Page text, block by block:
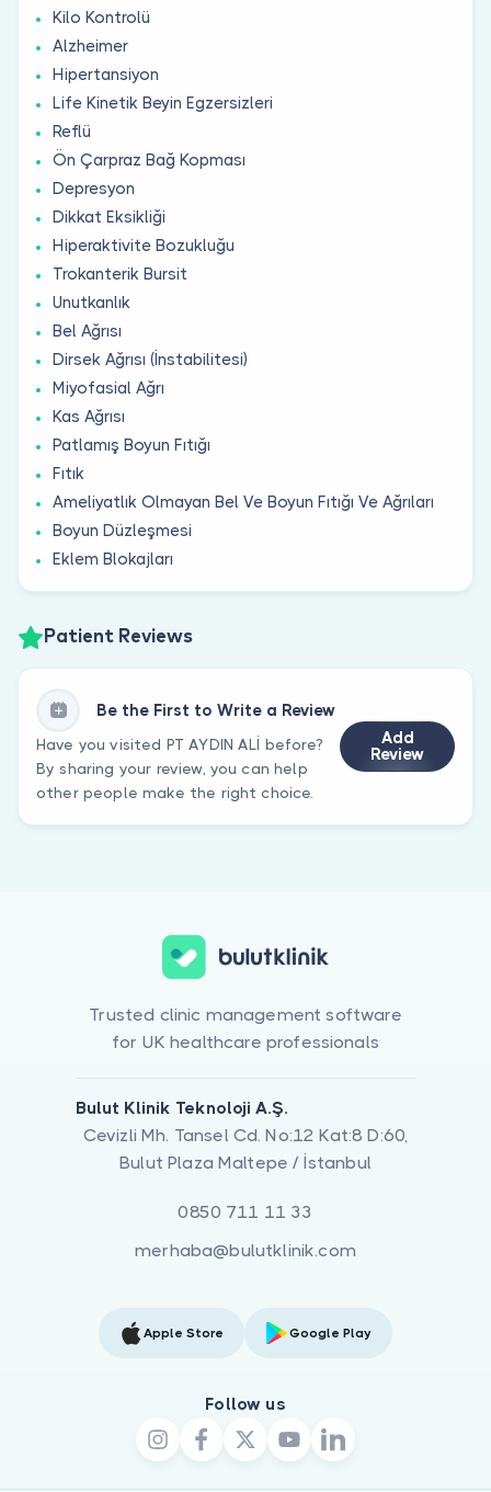
Kilo Kontrolü
Alzheimer
Hipertansiyon
Life Kinetik Beyin Egzersizleri
Reflü
Ön Çarpraz Bağ Kopması
Depresyon
Dikkat Eksikliği
Hiperaktivite Bozukluğu
Trokanterik Bursit
Unutkanlık
Bel Ağrısı
Dirsek Ağrısı (İnstabilitesi)
Miyofasial Ağrı
Kas Ağrısı
Patlamış Boyun Fıtığı
Fıtık
Ameliyatlık Olmayan Bel Ve Boyun Fıtığı Ve Ağrıları
Boyun Düzleşmesi
Eklem Blokajları
Patient Reviews
Be the First to Write a Review
Have you visited PT AYDIN ALİ before?
By sharing your review, you can help
other people make the right choice.
Add
Review
Trusted clinic management software
for UK healthcare professionals
Bulut Klinik Teknoloji A.Ş.
Cevizli Mh. Tansel Cd. No:12 Kat:8 D:60,
Bulut Plaza Maltepe / İstanbul
0850 711 11 33
merhaba@bulutklinik.com
Apple Store Google Play
Follow us